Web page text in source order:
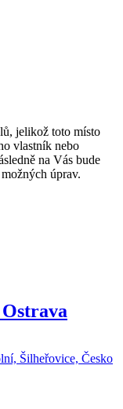
jelikož toto místo
vlastník nebo
na Vás bude
úprav.
Šilheřovice, Česko